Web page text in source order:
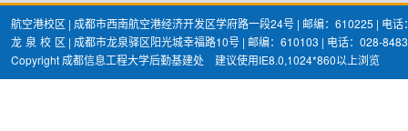
航空港校区 | 成都市西南航空港经济开发区学府路一段24号 | 邮编：610225 | 电
龙 泉 校 区 | 成都市龙泉驿区阳光城幸福路10号 | 邮编：610103 | 电话：028-
Copyright 成都信息工程大学后勤基建处 建议使用IE8.0,1024*860以上浏览